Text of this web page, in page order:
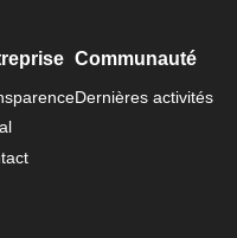
Communauté
Dernières activités